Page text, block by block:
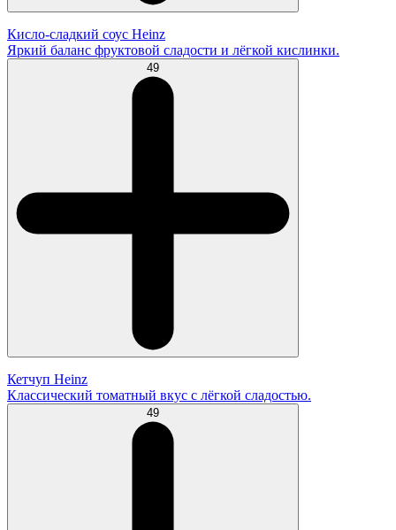
Кисло-сладкий соус Heinz
Яркий баланс фруктовой сладости и лёгкой кислинки.
49
Кетчуп Heinz
Классический томатный вкус с лёгкой сладостью.
49